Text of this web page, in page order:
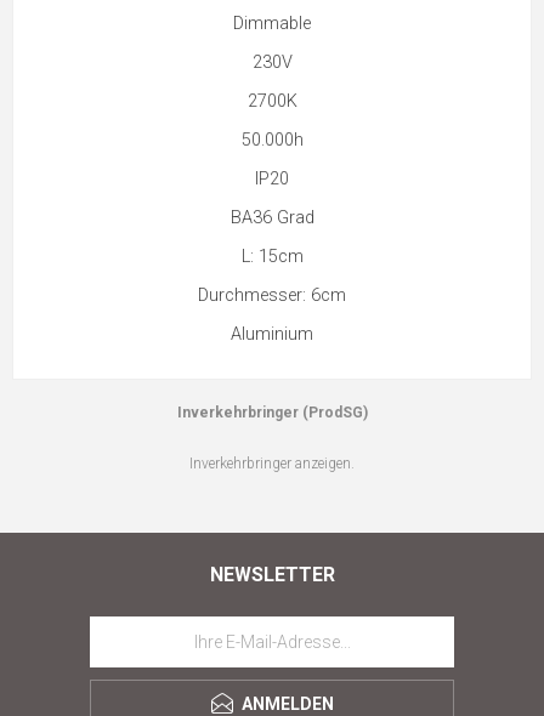
Dimmable
230V
2700K
50.000h
IP20
BA36 Grad
L: 15cm
Durchmesser: 6cm
Aluminium
Inverkehrbringer (ProdSG)
Inverkehrbringer anzeigen.
NEWSLETTER
ANMELDEN